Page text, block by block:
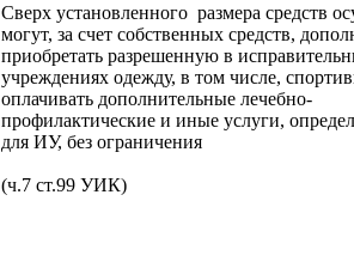
Сверх установленного размера средств
могут, за счет собственных средств,
приобретать разрешенную в
учреждениях одежду, в том числе,
оплачивать дополнительные лечебно-
профилактические и иные услуги,
для ИУ, без ограничения
(ч.7 ст.99 УИК)